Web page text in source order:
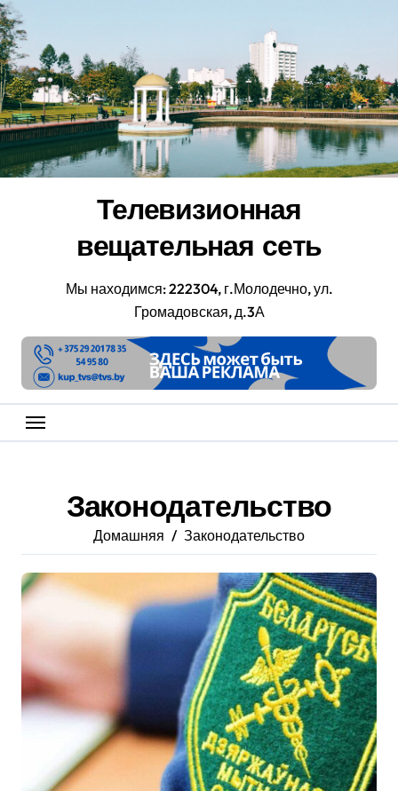
Перейти
к
содержанию
Телевизионная
вещательная сеть
Мы находимся: 222304, г.Молодечно, ул.
Громадовская, д.3А
Законодательство
Домашняя Законодательство